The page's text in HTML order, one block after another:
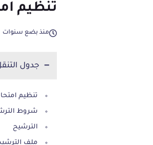
تنظيم
منذ بضع سنوات
جدول
تنظيم
شروط
الترشيح
ملف